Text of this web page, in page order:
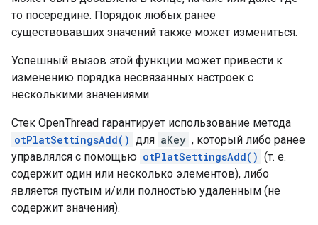
то посередине. Порядок любых ранее
существовавших значений также может измениться.
Успешный вызов этой функции может привести к
изменению порядка несвязанных настроек с
несколькими значениями.
Стек OpenThread гарантирует использование метода
otPlatSettingsAdd() для aKey , который либо ранее
управлялся с помощью otPlatSettingsAdd() (т. е.
содержит один или несколько элементов), либо
является пустым и/или полностью удаленным (не
содержит значения).